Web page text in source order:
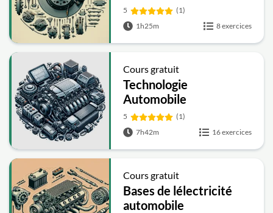
5
(1)
1h25m
8 exercices
Cours gratuit
Technologie
Automobile
5
(1)
7h42m
16 exercices
Cours gratuit
Bases de lélectricité
automobile